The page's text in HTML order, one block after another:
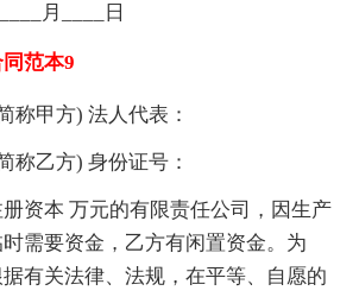
月____日
范本9
称甲方) 法人代表：
称乙方) 身份证号：
资本 万元的有限责任公司，因生产
需要资金，乙方有闲置资金。为
有关法律、法规，在平等、自愿的